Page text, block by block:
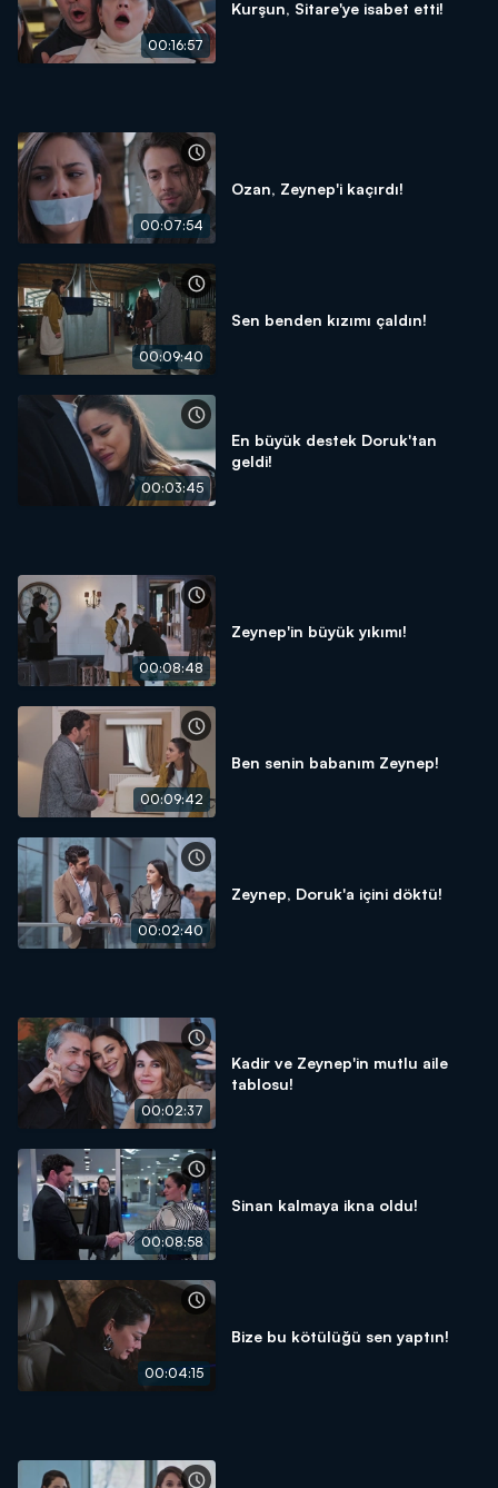
00:16:57
Kurşun, Sitare'ye isabet etti!
00:07:54
Ozan, Zeynep'i kaçırdı!
00:09:40
Sen benden kızımı çaldın!
00:03:45
En büyük destek Doruk'tan
geldi!
00:08:48
Zeynep'in büyük yıkımı!
00:09:42
Ben senin babanım Zeynep!
00:02:40
Zeynep, Doruk'a içini döktü!
00:02:37
Kadir ve Zeynep'in mutlu aile
tablosu!
00:08:58
Sinan kalmaya ikna oldu!
00:04:15
Bize bu kötülüğü sen yaptın!